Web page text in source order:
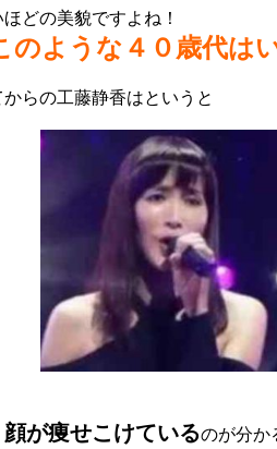
どの美貌ですよね！
のような４０歳代は
らの工藤静香はというと
顔が痩せこけているのが分か